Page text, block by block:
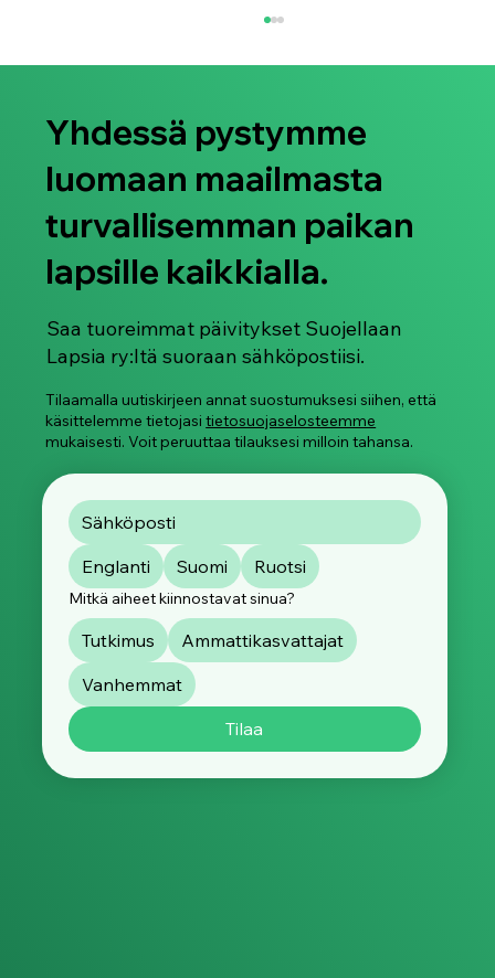
Älylaseja käytetään jo nyt naisten ja
Yhdessä pystymme
luomaan maailmasta
turvallisemman paikan
lapsille kaikkialla.
Saa tuoreimmat päivitykset Suojellaan
Lapsia ry:ltä suoraan sähköpostiisi.
Tilaamalla uutiskirjeen annat suostumuksesi siihen, että
käsittelemme tietojasitietosuojaselosteemme
mukaisesti. Voit peruuttaa tilauksesi milloin tahansa.
Englanti Suomi Ruotsi
Mitkä aiheet kiinnostavat sinua?
Tutkimus
Ammattikasvattajat
Vanhemmat
Tilaa